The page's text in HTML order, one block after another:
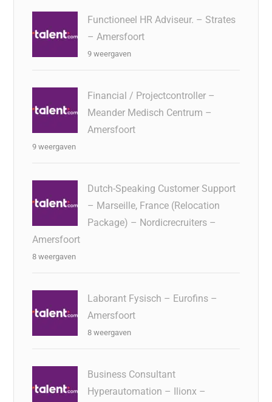
Functioneel HR Adviseur. – Strates
– Amersfoort
9 weergaven
Financial / Projectcontroller –
Meander Medisch Centrum –
Amersfoort
9 weergaven
Dutch-Speaking Customer Support
– Marseille, France (Relocation
Package) – Nordicrecruiters –
Amersfoort
8 weergaven
Laborant Fysisch – Eurofins –
Amersfoort
8 weergaven
Business Consultant
Hyperautomation – Ilionx –